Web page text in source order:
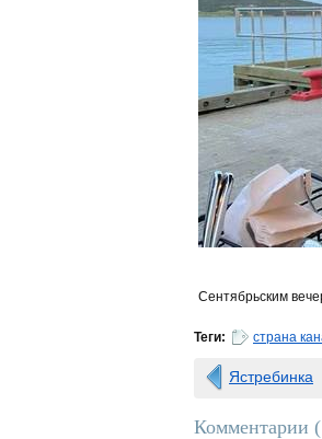
Сентябрьским
Теги: страна
Ястребинка
Комментарии (